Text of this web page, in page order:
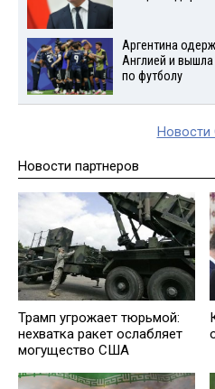
Аргентина
Англией и
по футболу
Новости партнеров
Трамп угрожает тюрьмой:
нехватка ракет ослабляет
могущество США